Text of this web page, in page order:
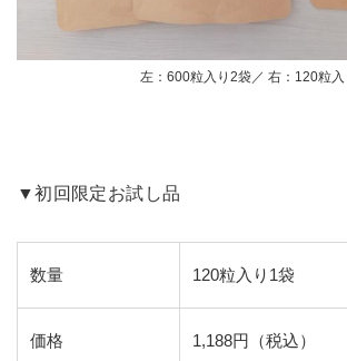
左：600粒入り2袋／ 右：120粒入
▼初回限定お試し品
数量 120粒入り1袋
価格 1,188円（税込）